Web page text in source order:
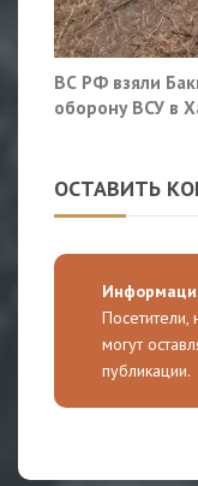
ВС РФ взяли
оборону ВСУ в
ОСТАВИТЬ
Посетители,
могут
публикации.